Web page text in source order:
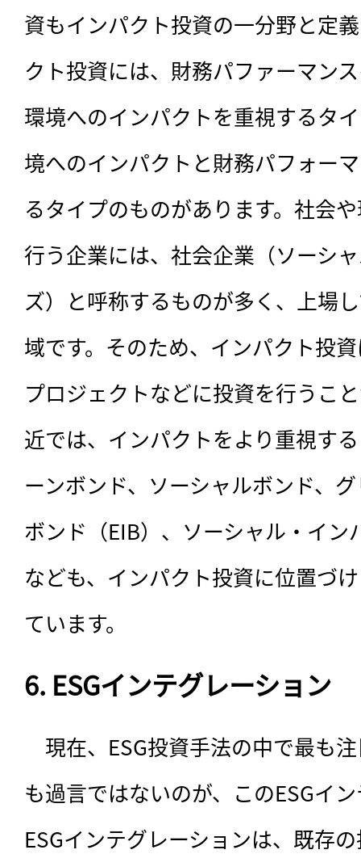
資もインパクト投資の一分野と定
クト投資には、財務パファーマン
環境へのインパクトを重視するタ
境へのインパクトと財務パフォー
るタイプのものがあります。社会
行う企業には、社会企業（ソーシ
ズ）と呼称するものが多く、上場
域です。そのため、インパクト投
プロジェクトなどに投資を行うこ
近では、インパクトをより重視す
ーンボンド、ソーシャルボンド、
ボンド（EIB）、ソーシャル・イン
なども、インパクト投資に位置づ
ています。
6. ESGインテグレーション
現在、ESG投資手法の中で最も
も過言ではないのが、このESGイ
ESGインテグレーションは、既存